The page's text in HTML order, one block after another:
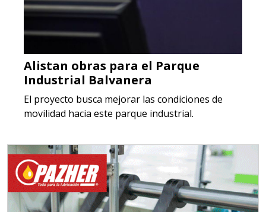
Alistan obras para el Parque
Industrial Balvanera
El proyecto busca mejorar las condiciones de
movilidad hacia este parque industrial.